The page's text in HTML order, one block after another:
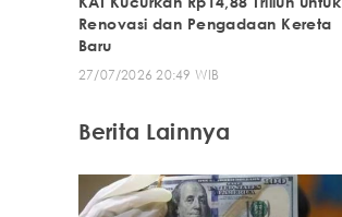
Renovasi dan Pengadaan Kereta
Baru
27/07/2026 20:49 WIB
Berita Lainnya